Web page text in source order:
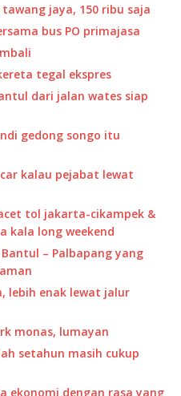
jaya, 150 ribu saja
bus PO primajasa
tegal ekspres
dari jalan wates siap
gedong songo itu
kalau pejabat lewat
tol jakarta-cikampek &
kala long weekend
– Palbapang yang
lebih enak lewat jalur
monas, lumayan
setahun masih cukup
ekonomi dengan rasa yang